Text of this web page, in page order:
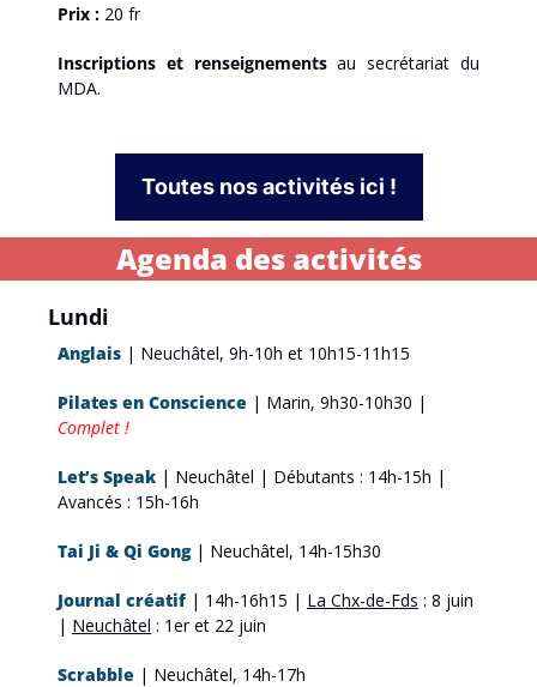
Prix : 20 fr
Inscriptions et renseignements au secrétariat du
MDA.
Toutes nos activités ici !
Agenda des activités
Lundi
Anglais | Neuchâtel, 9h-10h et 10h15-11h15
Pilates en Conscience
Complet !
Let’s Speak | Neuchâtel | Débutants : 14h-15h |
Avancés : 15h-16h
Tai Ji & Qi Gong | Neuchâtel, 14h-15h30
Journal créatif | 14h-16h15 | La Chx-de-Fds : 8 juin
| Neuchâtel : 1er et 22 juin
Scrabble | Neuchâtel, 14h-17h